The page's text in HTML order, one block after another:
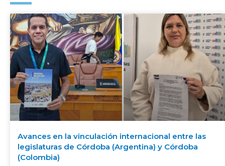
Avances en la vinculación internacional entre las
legislaturas de Córdoba (Argentina) y Córdoba
(Colombia)